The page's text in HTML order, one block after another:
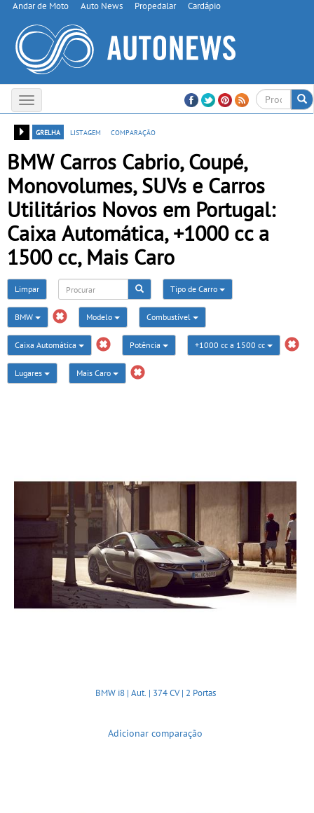
Andar de Moto Auto News Propedalar Cardápio
Toggle
navigation
grelha
listagem comparação
BMW Carros Cabrio, Coupé,
Monovolumes, SUVs e Carros
Utilitários Novos em Portugal:
Caixa Automática, +1000 cc a
1500 cc, Mais Caro
Limpar Tipo de Carro
BMW Modelo Combustível
Caixa Automática Potência +1000 cc a 1500 cc
Lugares Mais Caro
BMW i8 | Aut. | 374 CV | 2 Portas
Adicionar comparação